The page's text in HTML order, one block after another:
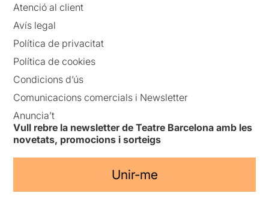
Atenció al client
Avís legal
Política de privacitat
Política de cookies
Condicions d’ús
Comunicacions comercials i Newsletter
Anuncia’t
Vull rebre la newsletter de Teatre Barcelona amb les
novetats, promocions i sorteigs
Unir-me